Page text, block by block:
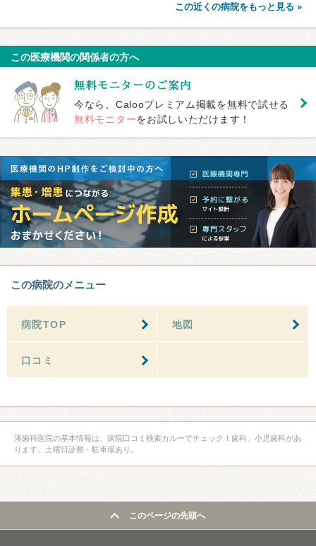
この近くの病院をもっと見る »
この医療機関の関係者の方へ
今なら、Calooプレミアム掲載を無料で試せる
無料モニターをお試しいただけます！
この病院のメニュー
病院TOP 地図
口コミ
湊歯科医院の基本情報は、病院口コミ検索カルーでチェック！歯科、小児歯科があ
ります。土曜日診察・駐車場あり。
このページの先頭へ